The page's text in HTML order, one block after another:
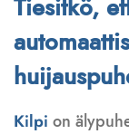
Tiesitkö,
Kilpi on